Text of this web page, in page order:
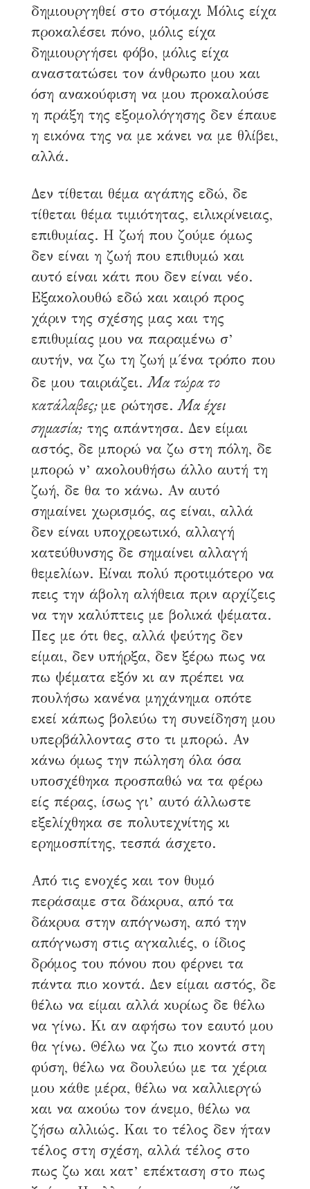
δημιουργηθεί στο στόμαχι Μόλις είχα
προκαλέσει πόνο, μόλις είχα
δημιουργήσει φόβο, μόλις είχα
αναστατώσει τον άνθρωπο μου και
όση ανακούφιση να μου προκαλούσε
η πράξη της εξομολόγησης δεν έπαυε
η εικόνα της να με κάνει να με θλίβει,
αλλά.
Δεν τίθεται θέμα αγάπης εδώ, δε
τίθεται θέμα τιμιότητας, ειλικρίνειας,
επιθυμίας. Η ζωή που ζούμε όμως
δεν είναι η ζωή που επιθυμώ και
αυτό είναι κάτι που δεν είναι νέο.
Εξακολουθώ εδώ και καιρό προς
χάριν της σχέσης μας και της
επιθυμίας μου να παραμένω σ’
αυτήν, να ζω τη ζωή μ΄ένα τρόπο που
δε μου ταιριάζει.Μα τώρα το
κατάλαβες;με ρώτησε.Μα έχει
σημασία;της απάντησα. Δεν είμαι
αστός, δε μπορώ να ζω στη πόλη, δε
μπορώ ν’ ακολουθήσω άλλο αυτή τη
ζωή, δε θα το κάνω. Αν αυτό
σημαίνει χωρισμός, ας είναι, αλλά
δεν είναι υποχρεωτικό, αλλαγή
κατεύθυνσης δε σημαίνει αλλαγή
θεμελίων. Είναι πολύ προτιμότερο να
πεις την άβολη αλήθεια πριν αρχίζεις
να την καλύπτεις με βολικά ψέματα.
Πες με ότι θες, αλλά ψεύτης δεν
είμαι, δεν υπήρξα, δεν ξέρω πως να
πω ψέματα εξόν κι αν πρέπει να
πουλήσω κανένα μηχάνημα οπότε
εκεί κάπως βολεύω τη συνείδηση μου
υπερβάλλοντας στο τι μπορώ. Αν
κάνω όμως την πώληση όλα όσα
υποσχέθηκα προσπαθώ να τα φέρω
είς πέρας, ίσως γι’ αυτό άλλωστε
εξελίχθηκα σε πολυτεχνίτης κι
ερημοσπίτης, τεσπά άσχετο.
Από τις ενοχές και τον θυμό
περάσαμε στα δάκρυα, από τα
δάκρυα στην απόγνωση, από την
απόγνωση στις αγκαλιές, ο ίδιος
δρόμος του πόνου που φέρνει τα
πάντα πιο κοντά. Δεν είμαι αστός, δε
θέλω να είμαι αλλά κυρίως δε θέλω
να γίνω. Κι αν αφήσω τον εαυτό μου
θα γίνω. Θέλω να ζω πιο κοντά στη
φύση, θέλω να δουλεύω με τα χέρια
μου κάθε μέρα, θέλω να καλλιεργώ
και να ακούω τον άνεμο, θέλω να
ζήσω αλλιώς. Και το τέλος δεν ήταν
τέλος στη σχέση, αλλά τέλος στο
πως ζω και κατ’ επέκταση στο πως